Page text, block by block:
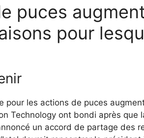
puces
pour
pour les actions de puces
Technology ont bondi après que
un accord de partage des